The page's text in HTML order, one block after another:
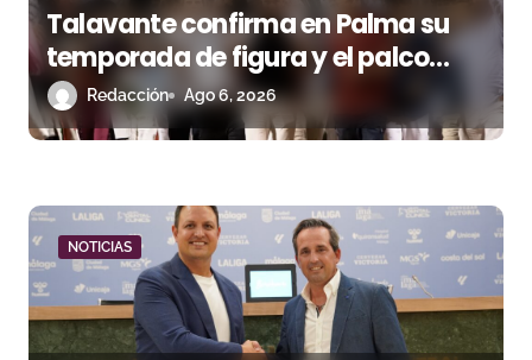
Talavante confirma en Palma su
temporada de figura y el palco
niega el premio a Roca Rey
Redacción Ago 6, 2026
NOTICIAS